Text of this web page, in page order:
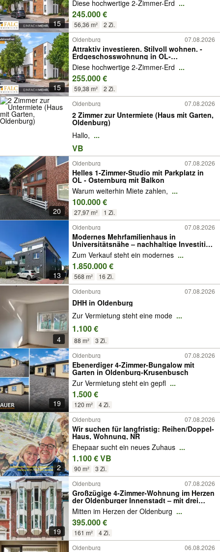
15
Diese hochwertige 2-Zimmer-Erd ...
245.000 €
56,36 m² 2 Zi.
15
Oldenburg 07.08.2026
Attraktiv investieren. Stilvoll wohnen. -
Erdgeschosswohnung in OL-
Donnerschwee
Diese hochwertige 2-Zimmer-Erd ...
255.000 €
59,38 m²
2 Zi.
Oldenburg
07.08.2026
2 Zimmer zur Untermiete (Haus mit Garten,
Oldenburg)
Hallo, ...
VB
20
Oldenburg 07.08.2026
Helles 1-Zimmer-Studio mit Parkplatz in
OL - Osternburg mit Balkon
Warum weiterhin Miete zahlen, ...
100.000 €
27,97 m² 1 Zi.
13
Oldenburg 07.08.2026
Modernes Mehrfamilienhaus in
Universitätsnähe – nachhaltige Investition
mit hoher Vermietbarkeit!
Zum Verkauf steht ein modernes ...
1.850.000 €
568 m² 16 Zi.
4
Oldenburg 07.08.2026
DHH in Oldenburg
Zur Vermietung steht eine mode ...
1.100 €
88 m² 3 Zi.
19
Oldenburg 07.08.2026
Ebenerdiger 4-Zimmer-Bungalow mit
Garten in Oldenburg-Krusenbusch
Zur Vermietung steht ein gepfl ...
1.500 €
120 m² 4 Zi.
2
Oldenburg 07.08.2026
Wir suchen für langfristig: Reihen/Doppel‐
Haus, Wohnung, NR
Ehepaar sucht ein neues Zuhaus ...
1.100 € VB
90 m² 3 Zi.
19
Oldenburg 07.08.2026
Großzügige 4-Zimmer-Wohnung im Herzen
der Oldenburger Innenstadt – mit drei
Balkonen
Mitten im Herzen der Oldenburg ...
395.000 €
161 m²
4 Zi.
Oldenburg
06.08.2026